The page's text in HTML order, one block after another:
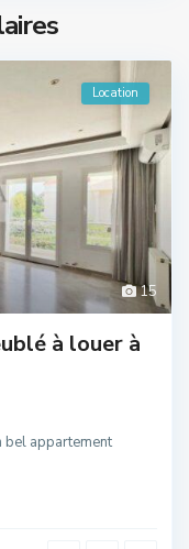
15
Location
à louer à
bel appartement